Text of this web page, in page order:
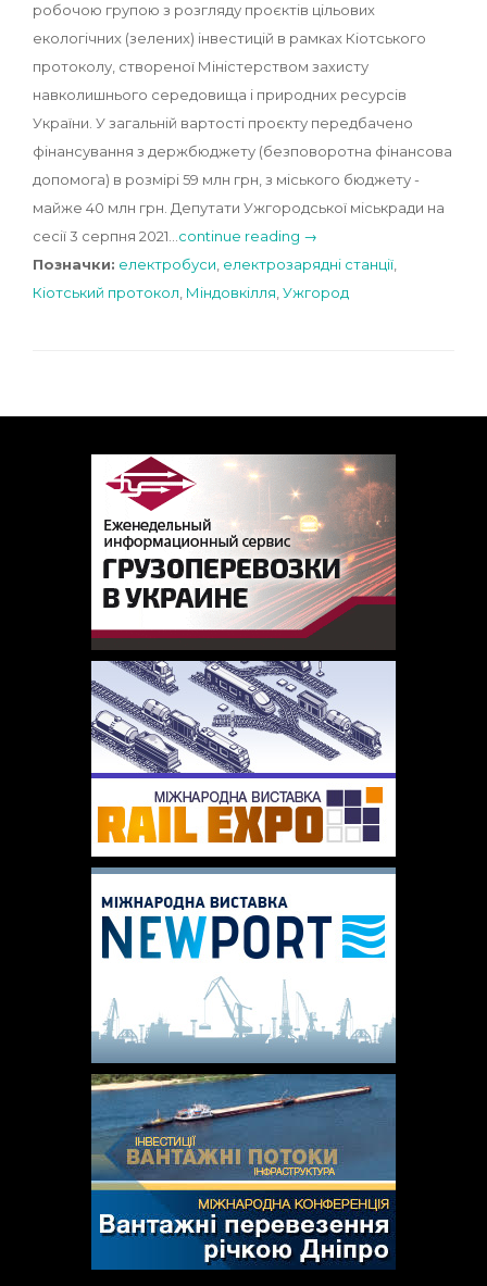
робочою групою з розгляду проєктів цільових
екологічних (зелених) інвестицій в рамках Кіотського
протоколу, створеної Міністерством захисту
навколишнього середовища і природних ресурсів
України. У загальній вартості проєкту передбачено
фінансування з держбюджету (безповоротна фінансова
допомога) в розмірі 59 млн грн, з міського бюджету -
майже 40 млн грн. Депутати Ужгородської міськради на
сесії 3 серпня 2021… continue reading →
Позначки: електробуси електрозарядні станції
Кіотський протокол Міндовкілля Ужгород